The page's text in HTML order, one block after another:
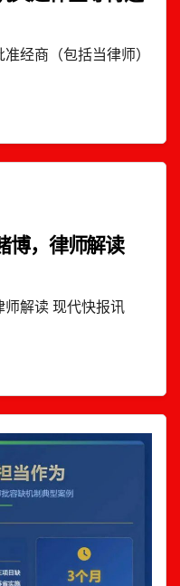
经商（包括当律师）
博，律师解读
师解读 现代快报讯